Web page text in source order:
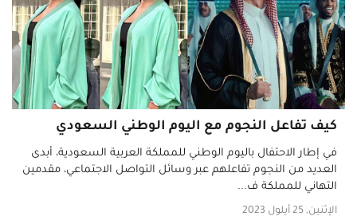
كيف تفاعل النجوم مع اليوم الوطني السعودي
في إطار الاحتفال باليوم الوطني للمملكة العربية السعودية، أبدى
العديد من النجوم تفاعلهم عبر وسائل التواصل الاجتماعي، مقدمين
التهاني للمملكة ف...
الإثنين, 25 أيلول 2023